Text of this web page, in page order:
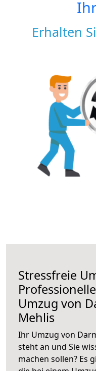
Erhalten
Stressfreie
Umzug von
Mehlis
Ihr Umzug von
steht an und Sie
machen sollen? Es